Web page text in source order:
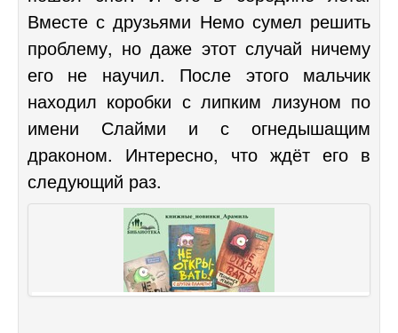
Вместе с друзьями Немо сумел решить
проблему, но даже этот случай ничему
его не научил. После этого мальчик
находил коробки с липким лизуном по
имени Слайми и с огнедышащим
драконом. Интересно, что ждёт его в
следующий раз.